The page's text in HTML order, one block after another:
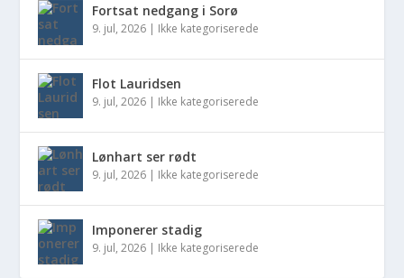
Fortsat nedgang i Sorø
9. jul, 2026 | Ikke kategoriserede
Flot Lauridsen
9. jul, 2026 | Ikke kategoriserede
Lønhart ser rødt
9. jul, 2026 | Ikke kategoriserede
Imponerer stadig
9. jul, 2026 | Ikke kategoriserede